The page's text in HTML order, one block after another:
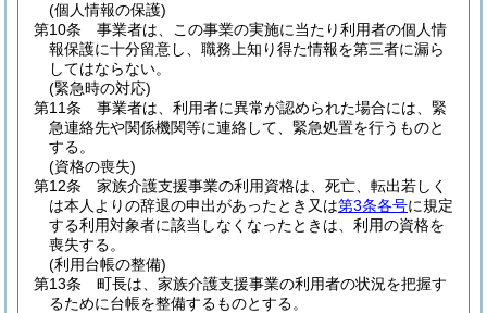
(個人情報の保護)
第10条
事業者は、この事業の実施に当たり利用者の個人情
報保護に十分留意し、職務上知り得た情報を第三者に漏ら
してはならない。
(緊急時の対応)
第11条
事業者は、利用者に異常が認められた場合には、緊
急連絡先や関係機関等に連絡して、緊急処置を行うものと
する。
(資格の喪失)
第12条
家族介護支援事業の利用資格は、死亡、転出若しく
は本人よりの辞退の申出があったとき又は第3条各号に規定
する利用対象者に該当しなくなったときは、利用の資格を
喪失する。
(利用台帳の整備)
第13条
町長は、家族介護支援事業の利用者の状況を把握す
るために台帳を整備するものとする。